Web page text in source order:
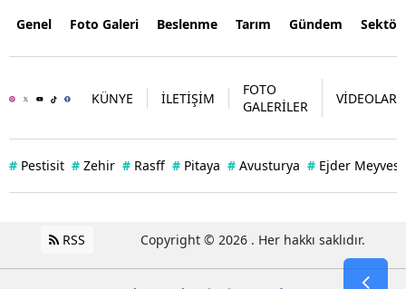
Genel Foto Galeri Beslenme Tarım Gündem
KÜNYE İLETİŞİM
FOTO
GALERİLER
VİDEOLAR
# Pestisit # Zehir # Rasff # Pitaya # Avusturya # Ejder Meyvesi
RSS Copyright © 2026 . Her hakkı saklıdır.